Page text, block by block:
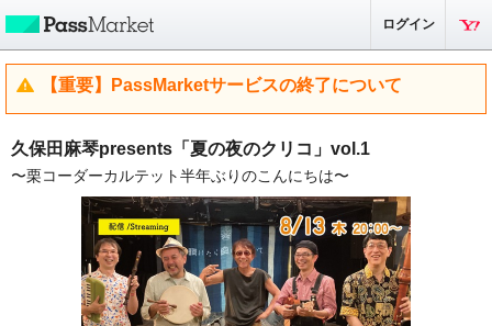
ログイン
【重要】PassMarketサービスの終了について
久保田麻琴presents「夏の夜のクリコ」vol.1
〜栗コーダーカルテット半年ぶりのこんにちは〜